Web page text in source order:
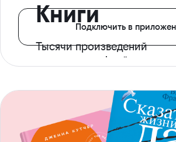
Книги
Тысячи произведений
с доступом офлайн
Подключить в